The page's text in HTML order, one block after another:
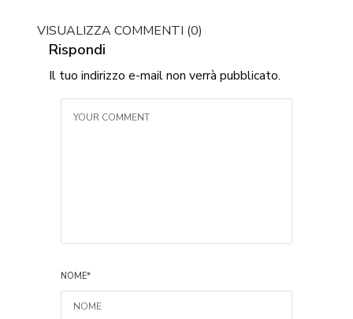
VISUALIZZA COMMENTI (0)
Rispondi
Il tuo indirizzo e-mail non verrà pubblicato.
NOME*